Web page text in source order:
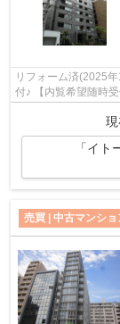
リフォーム済(2025
付♪ 【内覧希望随時
「イ
売買 | 中古マンショ